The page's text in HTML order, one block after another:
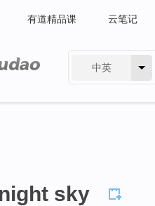
有道精品课 云笔记
中英
sky